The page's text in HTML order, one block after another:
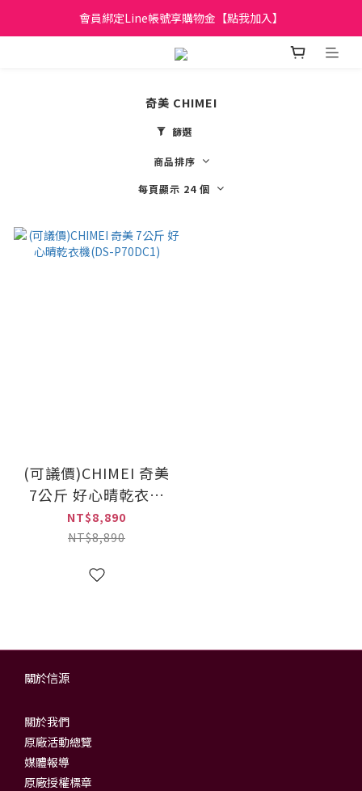
日立家電、國際牌 原廠管制價格 私訊優惠價
會員綁定Line帳號享購物金【點我加入】
全館滿299元免運
奇美 CHIMEI
篩選
商品排序
每頁顯示 24 個
(可議價)CHIMEI 奇美
7公斤 好心晴乾衣機
(DS-P70DC1)
NT$8,890
NT$8,890
關於信源
關於我們
原廠活動總覽
媒體報導
原廠授權標章